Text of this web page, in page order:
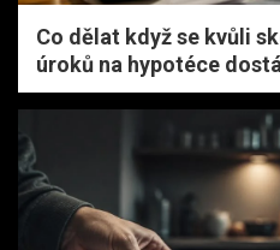
Co dělat když se kvůli
úroků na hypotéce